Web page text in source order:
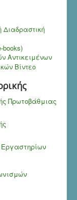
Αντικειμένων
Βίντεο
Πρωτοβάθμιας